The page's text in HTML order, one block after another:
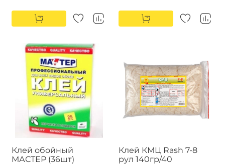
Клей обойный
МАСТЕР (36шт)
Клей КМЦ Rash 7-8
рул 140гр/40